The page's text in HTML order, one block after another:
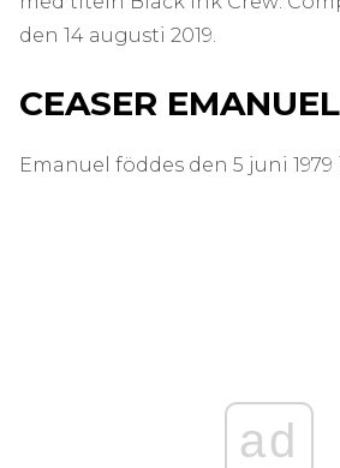
den 14 augusti 2019.
CEASER
Emanuel föddes den 5 juni 1979
ad